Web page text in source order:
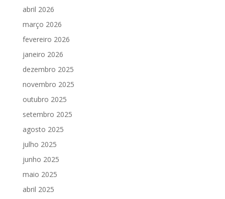
abril 2026
março 2026
fevereiro 2026
janeiro 2026
dezembro 2025
novembro 2025
outubro 2025
setembro 2025
agosto 2025
julho 2025
junho 2025
maio 2025
abril 2025